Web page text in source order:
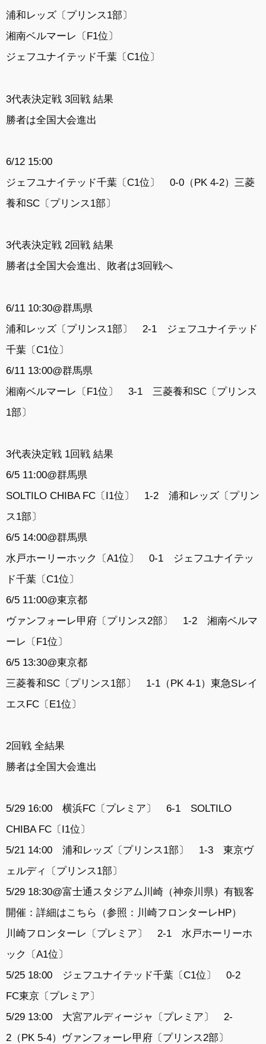
浦和レッズ〔プリンス1部〕
湘南ベルマーレ〔F1位〕
ジェフユナイテッド千葉〔C1位〕
3代表決定戦 3回戦 結果
勝者は全国大会進出
6/12 15:00
ジェフユナイテッド千葉〔C1位〕 0-0（PK 4-2）三菱
養和SC〔プリンス1部〕
3代表決定戦 2回戦 結果
勝者は全国大会進出、敗者は3回戦へ
6/11 10:30@群馬県
浦和レッズ〔プリンス1部〕 2-1 ジェフユナイテッド
千葉〔C1位〕
6/11 13:00@群馬県
湘南ベルマーレ〔F1位〕 3-1 三菱養和SC〔プリンス
1部〕
3代表決定戦 1回戦 結果
6/5 11:00@群馬県
SOLTILO CHIBA FC〔I1位〕 1-2 浦和レッズ〔プリン
ス1部〕
6/5 14:00@群馬県
水戸ホーリーホック〔A1位〕 0-1 ジェフユナイテッ
ド千葉〔C1位〕
6/5 11:00@東京都
ヴァンフォーレ甲府〔プリンス2部〕 1-2 湘南ベルマ
ーレ〔F1位〕
6/5 13:30@東京都
三菱養和SC〔プリンス1部〕 1-1（PK 4-1）東急Sレイ
エスFC〔E1位〕
2回戦 全結果
勝者は全国大会進出
5/29 16:00 横浜FC〔プレミア〕 6-1 SOLTILO
CHIBA FC〔I1位〕
5/21 14:00 浦和レッズ〔プリンス1部〕 1-3 東京ヴ
ェルディ〔プリンス1部〕
5/29 18:30@富士通スタジアム川崎（神奈川県）有観客
開催：詳細はこちら（参照：川崎フロンターレHP）
川崎フロンターレ〔プレミア〕 2-1 水戸ホーリーホ
ック〔A1位〕
5/25 18:00 ジェフユナイテッド千葉〔C1位〕 0-2
FC東京〔プレミア〕
5/29 13:00 大宮アルディージャ〔プレミア〕 2-
2（PK 5-4）ヴァンフォーレ甲府〔プリンス2部〕